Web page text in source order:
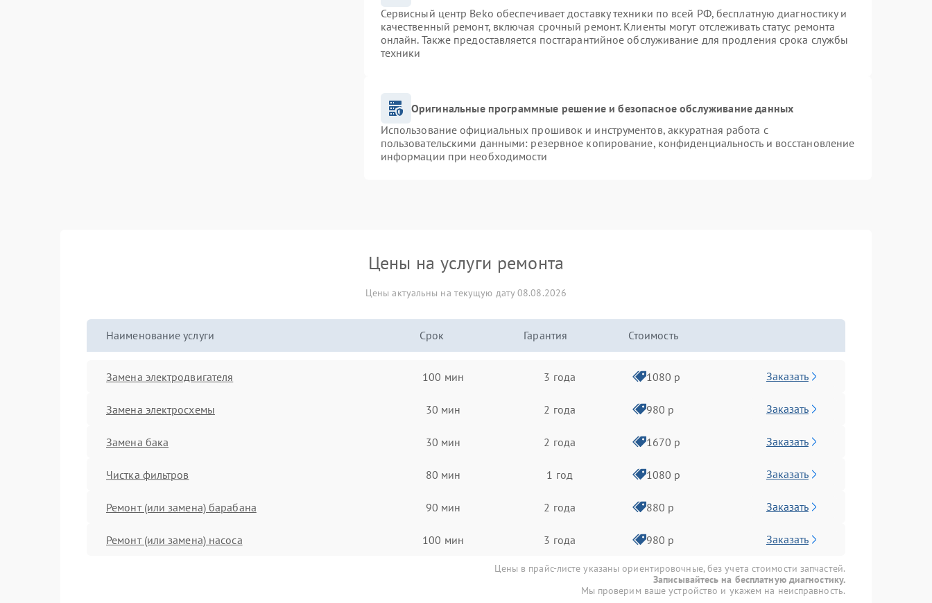
Сервисный центр Beko обеспечивает доставку техники по всей РФ, бесплатную диагностику и
качественный ремонт, включая срочный ремонт. Клиенты могут отслеживать статус ремонта
онлайн. Также предоставляется постгарантийное обслуживание для продления срока службы
техники
Оригинальные программные решение и безопасное обслуживание данных
Использование официальных прошивок и инструментов, аккуратная работа с
пользовательскими данными: резервное копирование, конфиденциальность и восстановление
информации при необходимости
Цены на услуги ремонта
Цены актуальны на текущую дату 08.08.2026
Наименование услуги Срок Гарантия Стоимость
Замена электродвигателя 100 мин 3 года 1080 р Заказать
Замена электросхемы 30 мин 2 года 980 р Заказать
Замена бака 30 мин 2 года 1670 р Заказать
Чистка фильтров 80 мин 1 год 1080 р Заказать
Ремонт (или замена) барабана 90 мин 2 года 880 р Заказать
Ремонт (или замена) насоса 100 мин 3 года 980 р Заказать
Цены в прайс-листе указаны ориентировочные, без учета стоимости запчастей.
Записывайтесь на бесплатную диагностику.
Мы проверим ваше устройство и укажем на неисправность.